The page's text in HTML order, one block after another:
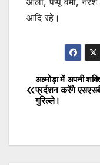
आदि रहे।
Post
अल्मोड़ा में अपनी
प्रर्दशन करेंगे
गुरिल्ले।